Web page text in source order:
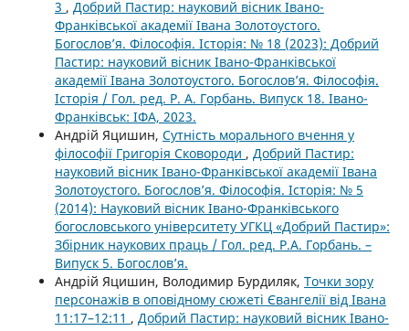
3 , Добрий Пастир: науковий вісник Івано-
Франківської академії Івана Золотоустого.
Богослов’я. Філософія. Історія: № 18 (2023): Добрий
Пастир: науковий вісник Івано-Франківської
академії Івана Золотоустого. Богослов’я. Філософія.
Історія / Гол. ред. Р. А. Горбань. Випуск 18. Івано-
Франківськ: ІФА, 2023.
Андрій Яцишин, Сутність морального вчення у
філософії Григорія Сковороди , Добрий Пастир:
науковий вісник Івано-Франківської академії Івана
Золотоустого. Богослов’я. Філософія. Історія: № 5
(2014): Науковий вісник Івано-Франківського
богословського університету УГКЦ «Добрий Пастир»:
Збірник наукових праць / Гол. ред. Р.А. Горбань. –
Випуск 5. Богослов’я.
Андрій Яцишин, Володимир Бурдиляк, Точки зору
персонажів в оповідному сюжеті Євангелії від Івана
11:17–12:11 , Добрий Пастир: науковий вісник Івано-